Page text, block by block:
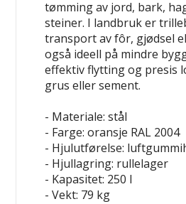
tømming av jord, bark,
steiner. I landbruk er
transport av fôr, gjødsel
også ideell på mindre
effektiv flytting og presis
grus eller sement.
- Materiale: stål
- Farge: oransje RAL 2004
- Hjulutførelse:
- Hjullagring: rullelager
- Kapasitet: 250 l
- Vekt: 79 kg